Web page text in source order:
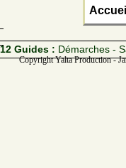
Accueil
12 Guides : Démarches -
Copyright Yalta Production -